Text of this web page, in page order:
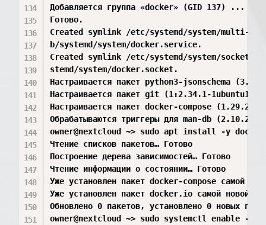
Добавляется группа «docker» (GID 137) ...
Готово.
Created symlink /etc/systemd/system/multi-
b/systemd/system/docker.service.
Created symlink /etc/systemd/system/
stemd/system/docker.socket.
Настраивается пакет python3-jsonschema
Настраивается пакет git (1:2.34.1-
Настраивается пакет docker-compose (1.29.2-
Обрабатываются триггеры для man-db (2.10.2-
owner@nextcloud ~> sudo apt install -y
Чтение списков пакетов… Готово
Построение дерева зависимостей… Готово
Чтение информации о состоянии…
Уже установлен пакет docker-compose самой
Уже установлен пакет docker.io самой новой
Обновлено 0 пакетов, установлено 0 новых
owner@nextcloud ~> sudo systemctl enable --